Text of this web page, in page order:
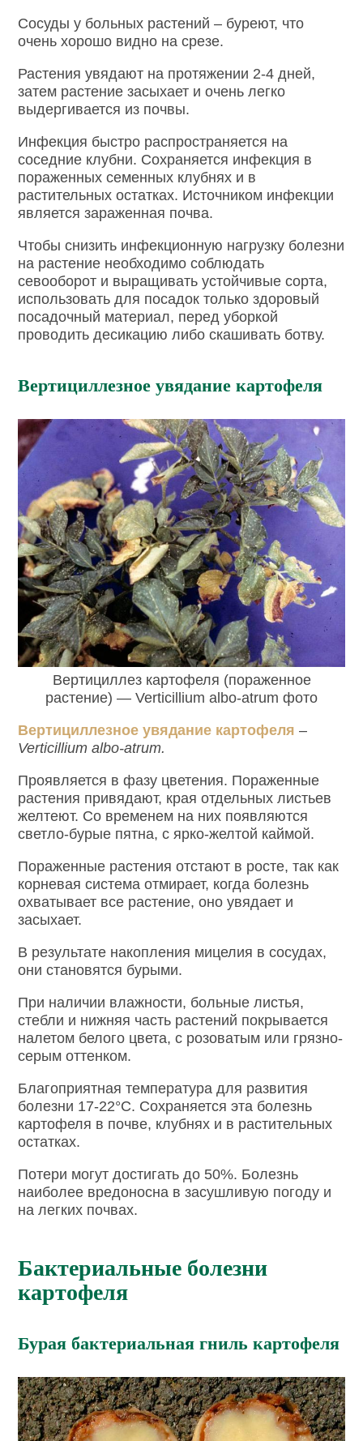
Сосуды у больных растений – буреют, что
очень хорошо видно на срезе.
Растения увядают на протяжении 2-4 дней,
затем растение засыхает и очень легко
выдергивается из почвы.
Инфекция быстро распространяется на
соседние клубни. Сохраняется инфекция в
пораженных семенных клубнях и в
растительных остатках. Источником инфекции
является зараженная почва.
Чтобы снизить инфекционную нагрузку болезни
на растение необходимо соблюдать
севооборот и выращивать устойчивые сорта,
использовать для посадок только здоровый
посадочный материал, перед уборкой
проводить десикацию либо скашивать ботву.
Вертициллезное увядание картофеля
Вертициллез картофеля (пораженное
растение) — Verticillium albo-atrum фото
Вертициллезное увядание картофеля –
Verticillium albo-atrum.
Проявляется в фазу цветения. Пораженные
растения привядают, края отдельных листьев
желтеют. Со временем на них появляются
светло-бурые пятна, с ярко-желтой каймой.
Пораженные растения отстают в росте, так как
корневая система отмирает, когда болезнь
охватывает все растение, оно увядает и
засыхает.
В результате накопления мицелия в сосудах,
они становятся бурыми.
При наличии влажности, больные листья,
стебли и нижняя часть растений покрывается
налетом белого цвета, с розоватым или грязно-
серым оттенком.
Благоприятная температура для развития
болезни 17-22°С. Сохраняется эта болезнь
картофеля в почве, клубнях и в растительных
остатках.
Потери могут достигать до 50%. Болезнь
наиболее вредоносна в засушливую погоду и
на легких почвах.
Бактериальные болезни
картофеля
Бурая бактериальная гниль картофеля